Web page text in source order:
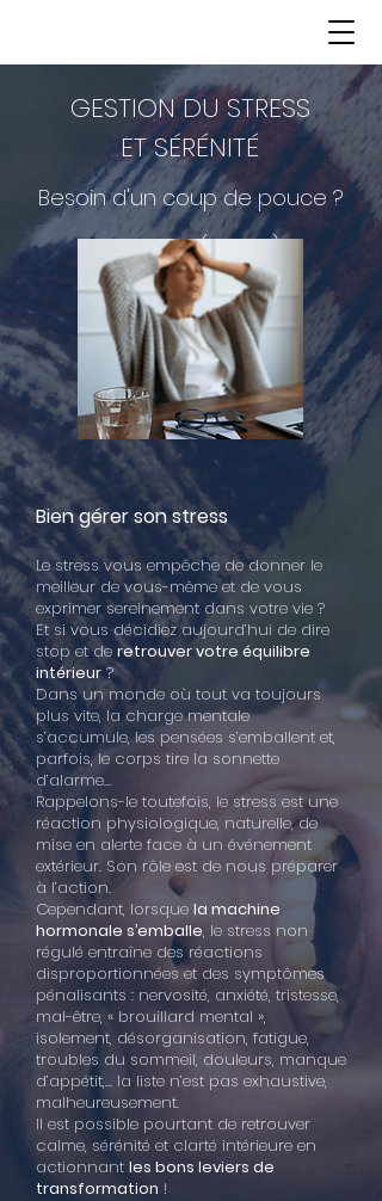
GESTION DU STRESS
ET SÉRÉNITÉ
Besoin d'un coup de pouce ?
Morancé (69480)
Bien gérer son stress
Le stress vous empêche de donner le
meilleur de vous-même et de vous
exprimer sereinement dans votre vie ?
Et si vous décidiez aujourd’hui de dire
stop et de retrouver votre équilibre
intérieur?
Dans un monde où tout va toujours
plus vite, la charge mentale
s’accumule, les pensées s’emballent et,
parfois, le corps tire la sonnette
d’alarme…
Rappelons-le toutefois, le stress est une
réaction physiologique, naturelle, de
mise en alerte face à un événement
extérieur. Son rôle est de nous préparer
à l’action.
Cependant, lorsque la machine
hormonale s’emballe, le stress non
régulé entraîne des réactions
disproportionnées et des symptômes
pénalisants : nervosité, anxiété, tristesse,
mal-être, « brouillard mental »,
isolement, désorganisation, fatigue,
troubles du sommeil, douleurs, manque
d’appétit,… la liste n’est pas exhaustive,
malheureusement.
Il est possible pourtant de retrouver
calme, sérénité et clarté intérieure en
actionnant les bons leviers de
transformation !